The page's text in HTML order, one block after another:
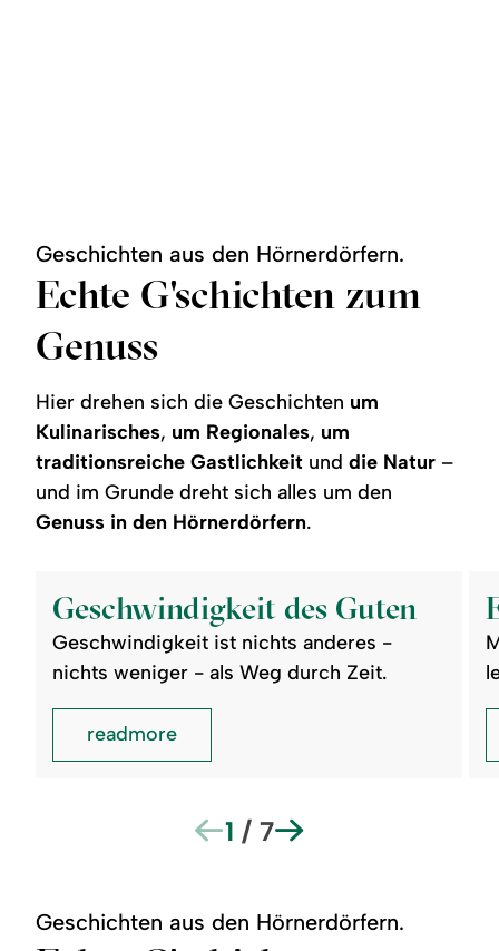
Geschichten aus den Hörnerdörfern.
Echte G'schichten zum
Genuss
Hier drehen sich die Geschichten um
Kulinarisches, um Regionales, um
traditionsreiche Gastlichkeit unddie Natur –
und im Grunde dreht sich alles um den
Genuss in den Hörnerdörfern.
Geschwindigkeit des Guten
Geschwindigkeit ist nichts anderes -
nichts weniger - als Weg durch Zeit.
Geschwindigkeit
des
Guten
readmore
Ein
des
1 / 7
Geschichten aus den Hörnerdörfern.